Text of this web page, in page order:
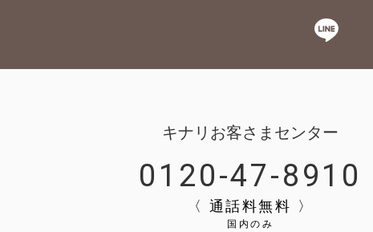
キナリお客さまセンター
0120-47-8910
〈 通話料無料 〉
国内のみ